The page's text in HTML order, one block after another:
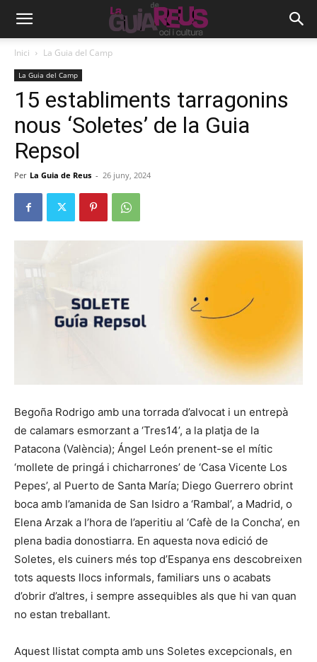
Inici La Guia del Camp
La Guia del Camp
15 establiments tarragonins
nous ‘Soletes’ de la Guia
Repsol
Per La Guia de Reus - 26 juny, 2024
Begoña Rodrigo amb una torrada d’alvocat i un entrepà
de calamars esmorzant a ‘Tres14’, a la platja de la
Patacona (València); Ángel León prenent-se el mític
‘mollete de pringá i chicharrones’ de ‘Casa Vicente Los
Pepes’, al Puerto de Santa María; Diego Guerrero obrint
boca amb l’amanida de San Isidro a ‘Rambal’, a Madrid, o
Elena Arzak a l’hora de l’aperitiu al ‘Cafè de la Concha’, en
plena badia donostiarra. En aquesta nova edició de
Soletes, els cuiners més top d’Espanya ens descobreixen
tots aquests llocs informals, familiars uns o acabats
d’obrir d’altres, i sempre assequibles als que hi van quan
no estan treballant.
Aquest llistat compta amb uns Soletes excepcionals, en